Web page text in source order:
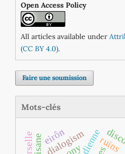
Open Access Policy
All articles available under
(CC BY 4.0).
Faire une soumission
Mots-clés
dialogism ruins
eirôn